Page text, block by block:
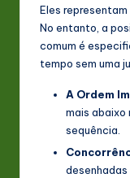
Eles
No entanto, a
comum é
tempo sem uma
A Ordem
mais abaixo
sequência.